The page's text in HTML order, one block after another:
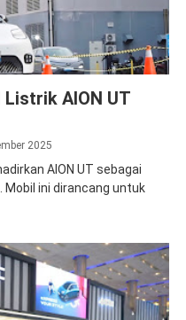
AION UT
2025
AION UT sebagai
ini dirancang untuk